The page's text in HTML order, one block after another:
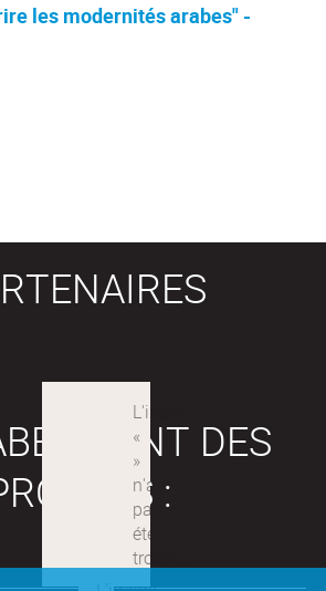
les modernités arabes" -
SONT DES
: